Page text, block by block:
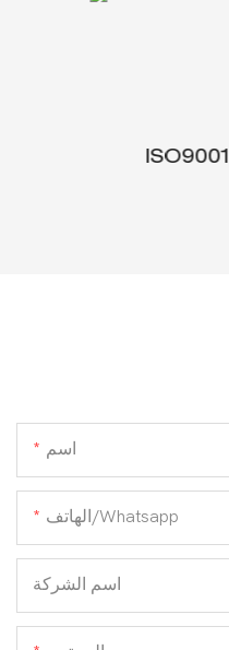
ISO9001
اسم
الهاتف/whatsapp
اسم الشركة